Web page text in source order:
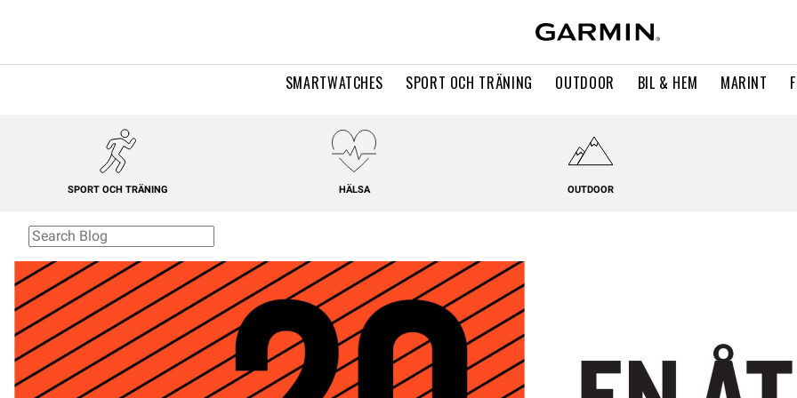
SMARTWATCHES SPORT OCH TRÄNING OUTDOOR BIL & HEM MARINT
SPORT OCH TRÄNING HÄLSA OUTDOOR